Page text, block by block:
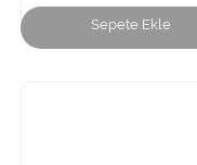
Sepete Ekle